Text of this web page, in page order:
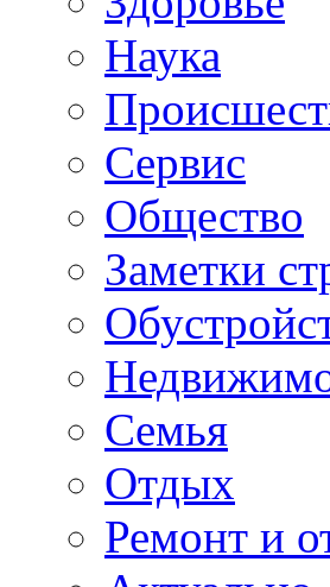
Наука
Сервис
Общество
Заметки
Семья
Отдых
Ремонт и